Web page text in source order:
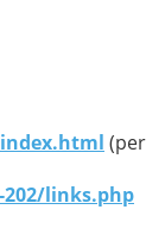
(per
links.php